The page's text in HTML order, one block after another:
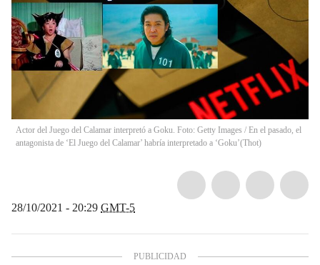
Actor del Juego del Calamar interpretó a Goku. Foto: Getty Images / En el pasado, el
antagonista de ‘El Juego del Calamar’ habría interpretado a ‘Goku’(Thot)
28/10/2021 - 20:29 GMT-5